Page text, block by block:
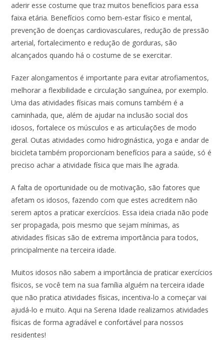
aderir esse costume que traz muitos benefícios para essa
faixa etária. Benefícios como bem-estar físico e mental,
prevenção de doenças cardiovasculares, redução de pressão
arterial, fortalecimento e redução de gorduras, são
alcançados quando há o costume de se exercitar.
Fazer alongamentos é importante para evitar atrofiamentos,
melhorar a flexibilidade e circulação sanguínea, por exemplo.
Uma das atividades físicas mais comuns também é a
caminhada, que, além de ajudar na inclusão social dos
idosos, fortalece os músculos e as articulações de modo
geral. Outas atividades como hidroginástica, yoga e andar de
bicicleta também proporcionam benefícios para a saúde, só é
preciso achar a atividade física que mais lhe agrada.
A falta de oportunidade ou de motivação, são fatores que
afetam os idosos, fazendo com que estes acreditem não
serem aptos a praticar exercícios. Essa ideia criada não pode
ser propagada, pois mesmo que sejam mínimas, as
atividades físicas são de extrema importância para todos,
principalmente na terceira idade.
Muitos idosos não sabem a importância de praticar exercícios
físicos, se você tem na sua família alguém na terceira idade
que não pratica atividades físicas, incentiva-lo a começar vai
ajudá-lo e muito. Aqui na Serena Idade realizamos atividades
físicas de forma agradável e confortável para nossos
residentes!